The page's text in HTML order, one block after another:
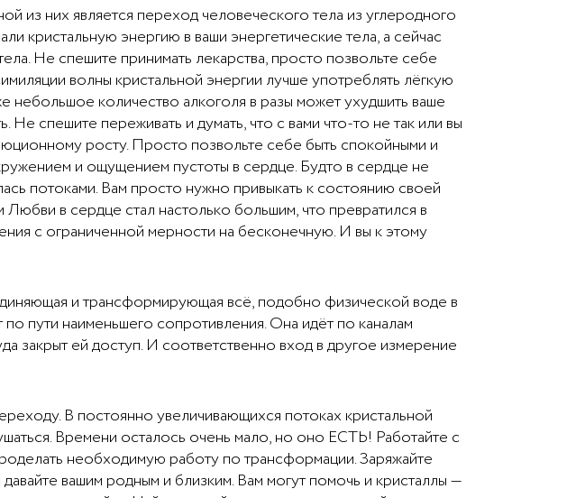
из них является переход человеческого тела из углеродного
кристальную энергию в ваши энергетические тела, а сейчас
Не спешите принимать лекарства, просто позвольте себе
волны кристальной энергии лучше употреблять лёгкую
количество алкоголя в разы может ухудшить ваше
спешите переживать и думать, что с вами что-то не так или вы
росту. Просто позвольте себе быть спокойными и
и ощущением пустоты в сердце. Будто в сердце не
потоками. Вам просто нужно привыкать к состоянию своей
в сердце стал настолько большим, что превратился в
с ограниченной мерности на бесконечную. И вы к этому
и трансформирующая всё, подобно физической воде в
пути наименьшего сопротивления. Она идёт по каналам
закрыт ей доступ. И соответственно вход в другое измерение
В постоянно увеличивающихся потоках кристальной
Времени осталось очень мало, но оно ЕСТЬ! Работайте с
необходимую работу по трансформации. Заряжайте
вашим родным и близким. Вам могут помочь и кристаллы —